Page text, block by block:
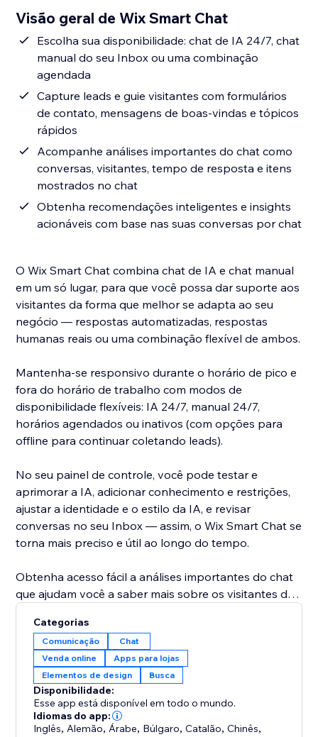
Visão geral de Wix Smart Chat
Escolha sua disponibilidade: chat de IA 24/7, chat
manual do seu Inbox ou uma combinação
agendada
Capture leads e guie visitantes com formulários
de contato, mensagens de boas-vindas e tópicos
rápidos
Acompanhe análises importantes do chat como
conversas, visitantes, tempo de resposta e itens
mostrados no chat
Obtenha recomendações inteligentes e insights
acionáveis com base nas suas conversas por chat
O Wix Smart Chat combina chat de IA e chat manual
em um só lugar, para que você possa dar suporte aos
visitantes da forma que melhor se adapta ao seu
negócio — respostas automatizadas, respostas
humanas reais ou uma combinação flexível de ambos.
Mantenha-se responsivo durante o horário de pico e
fora do horário de trabalho com modos de
disponibilidade flexíveis: IA 24/7, manual 24/7,
horários agendados ou inativos (com opções para
offline para continuar coletando leads).
No seu painel de controle, você pode testar e
aprimorar a IA, adicionar conhecimento e restrições,
ajustar a identidade e o estilo da IA, e revisar
conversas no seu Inbox — assim, o Wix Smart Chat se
torna mais preciso e útil ao longo do tempo.
Obtenha acesso fácil a análises importantes do chat
que ajudam você a saber mais sobre os visitantes do
eles para impulsionar as conversões. O Wix Smart
Chat também analisa suas conversas para fornecer
insights importantes sobre o que seus clientes estão
procurando e como você pode melhorar seu negócio.
Anteriormente conhecido como Chat de Site com IA
Wix, o Wix Smart Chat agora foi atualizado para incluir
Categorias
Comunicação
Chat
Venda online
Apps para lojas
Elementos de design
Busca
Disponibilidade:
Esse app está disponível em todo o mundo.
Idiomas do app:
Inglês, Alemão, Árabe, Búlgaro,Catalão,Chinês,